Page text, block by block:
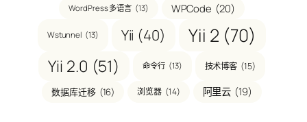
WordPress 多语言 (13) WPCode (20)
Wstunnel (13) Yii (40) Yii 2 (70)
Yii 2.0 (51) 命令行 (13) 技术博客 (15)
数据库迁移 (16) 浏览器 (14) 阿里云 (19)